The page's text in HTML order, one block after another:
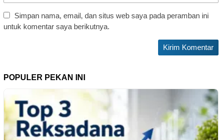
Simpan nama, email, dan situs web saya pada peramban ini
untuk komentar saya berikutnya.
POPULER PEKAN INI